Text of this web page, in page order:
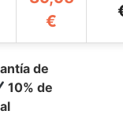
€
de
10% de